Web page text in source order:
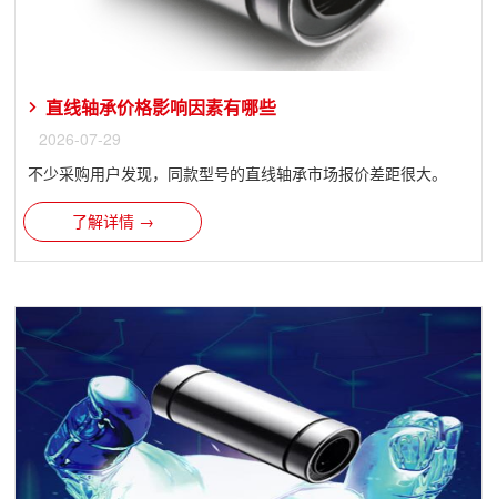
直线轴承价格影响因素有哪些
2026-07-29
不少采购用户发现，同款型号的直线轴承市场报价差距很大。
了解详情 →